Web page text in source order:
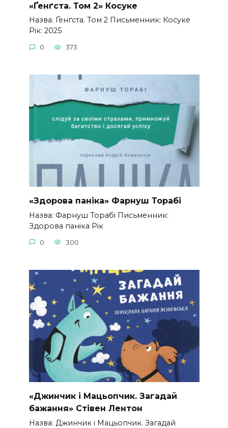
«Ґенґста. Том 2» Косуке
Назва: Ґенґста. Том 2 Письменник: Косуке
Рік: 2025
0 373
«Здорова паніка» Фарнуш Торабі
Назва: Фарнуш Торабі Письменник:
Здорова паніка Рік
0 300
«Джинчик і Мацьопчик. Загадай
бажання» Стівен Лентон
Назва: Джинчик і Мацьопчик. Загадай